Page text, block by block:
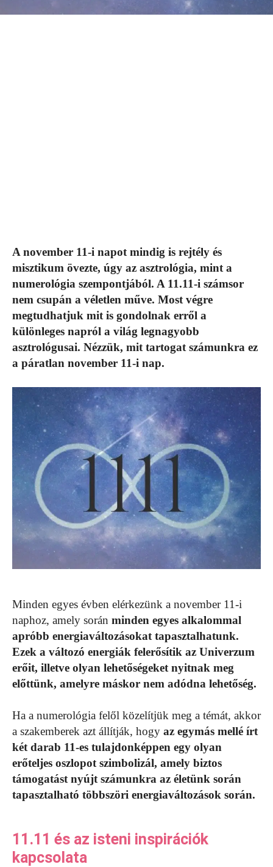
A november 11-i napot mindig is rejtély és
misztikum övezte, úgy az asztrológia, mint a
numerológia szempontjából. A 11.11-i számsor
nem csupán a véletlen műve. Most végre
megtudhatjuk mit is gondolnak erről a
különleges napról a világ legnagyobb
asztrológusai. Nézzük, mit tartogat számunkra ez
a páratlan november 11-i nap.
Minden egyes évben elérkezünk a november 11-i
naphoz, amely során minden egyes alkalommal
apróbb energiaváltozásokat tapasztalhatunk.
Ezek a változó energiák felerősítik az Univerzum
erőit, illetve olyan lehetőségeket nyitnak meg
előttünk, amelyre máskor nem adódna lehetőség.
Ha a numerológia felől közelítjük meg a témát, akkor
a szakemberek azt állítják, hogy az egymás mellé írt
két darab 11-es tulajdonképpen egy olyan
erőteljes oszlopot szimbolizál, amely biztos
támogatást nyújt számunkra az életünk során
tapasztalható többszöri energiaváltozások során.
11.11 és az isteni inspirációk
kapcsolata